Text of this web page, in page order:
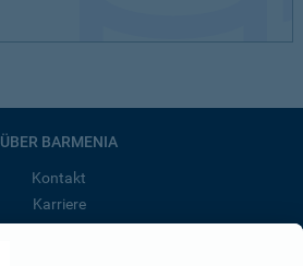
ÜBER BARMENIA
Kontakt
Karriere